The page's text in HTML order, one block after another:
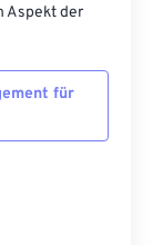
Aspekt der
für